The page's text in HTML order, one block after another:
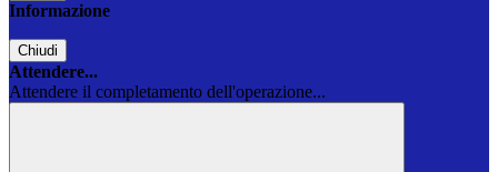
Informazione
Chiudi
Attendere...
Attendere il completamento dell'operazione...